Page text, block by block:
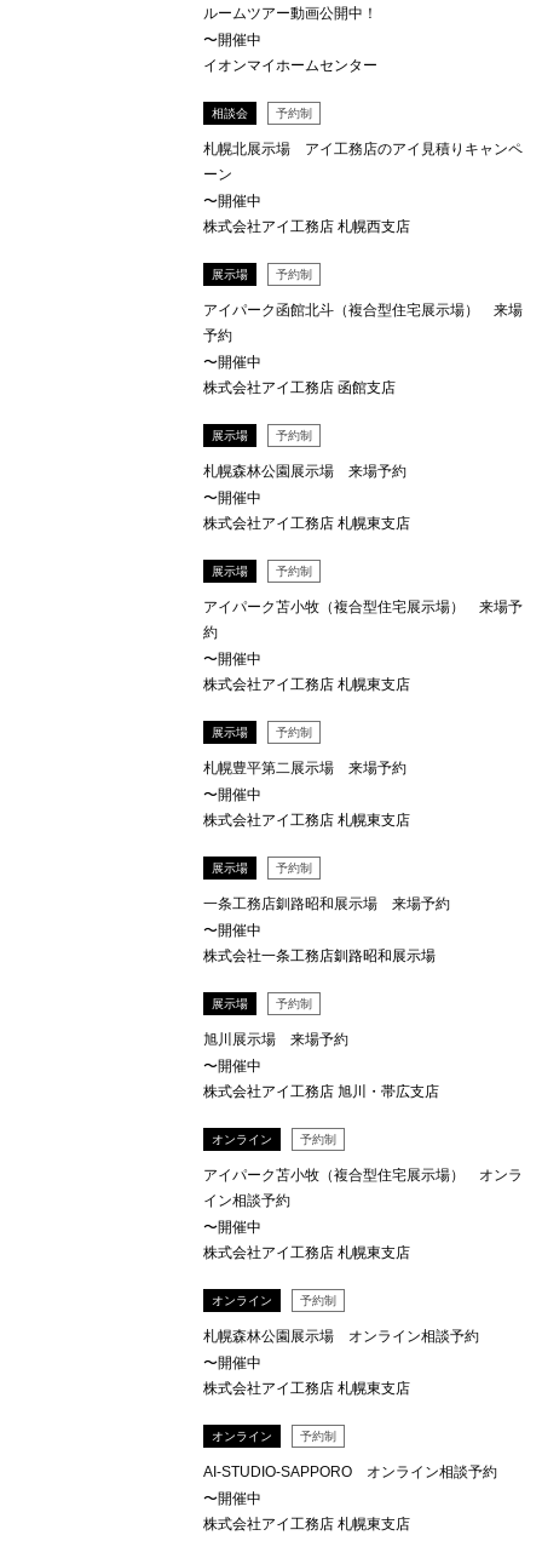
ルームツアー動画公開中！
〜開催中
イオンマイホームセンター
相談会 予約制
札幌北展示場 アイ工務店のアイ見積りキャンペ
ーン
〜開催中
株式会社アイ工務店 札幌西支店
展示場 予約制
アイパーク函館北斗（複合型住宅展示場） 来場
予約
〜開催中
株式会社アイ工務店 函館支店
展示場 予約制
札幌森林公園展示場 来場予約
〜開催中
株式会社アイ工務店 札幌東支店
展示場 予約制
アイパーク苫小牧（複合型住宅展示場） 来場予
約
〜開催中
株式会社アイ工務店 札幌東支店
展示場 予約制
札幌豊平第二展示場 来場予約
〜開催中
株式会社アイ工務店 札幌東支店
展示場 予約制
一条工務店釧路昭和展示場 来場予約
〜開催中
株式会社一条工務店釧路昭和展示場
展示場 予約制
旭川展示場 来場予約
〜開催中
株式会社アイ工務店 旭川・帯広支店
オンライン 予約制
アイパーク苫小牧（複合型住宅展示場） オンラ
イン相談予約
〜開催中
株式会社アイ工務店 札幌東支店
オンライン 予約制
札幌森林公園展示場 オンライン相談予約
〜開催中
株式会社アイ工務店 札幌東支店
オンライン 予約制
AI-STUDIO-SAPPORO オンライン相談予約
〜開催中
株式会社アイ工務店 札幌東支店